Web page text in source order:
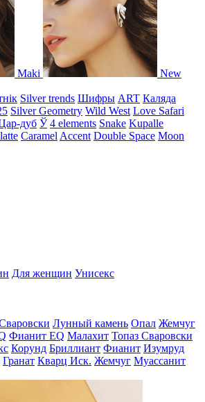
Maki
New
Silver trends Шифры ART Каляда
Silver Geometry Wild West Love Safari
дуб Ў 4 elements Snake Kupalle
Caramel Accent Double Space Moon
Для женщин Унисекс
Лунный камень Опал Жемчуг
Фианит EQ Малахит Топаз Сваровски
Корунд Бриллиант Фианит Изумруд
Гранат Кварц Иск. Жемчуг Муассанит